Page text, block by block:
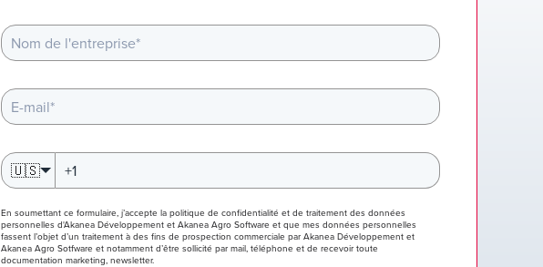
🇺🇸
En soumettant ce formulaire, j’accepte la politique de confidentialité et de traitement des données
personnelles d'Akanea Développement et Akanea Agro Software et que mes données personnelles
fassent l’objet d’un traitement à des fins de prospection commerciale par Akanea Développement et
Akanea Agro Sotfware et notamment d’être sollicité par mail, téléphone et de recevoir toute
documentation marketing, newsletter.